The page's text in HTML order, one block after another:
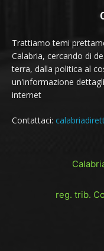
Trattiamo temi
Calabria, cercando di
terra, dalla politica al
un'informazione
internet
Contattaci:
reg. trib.